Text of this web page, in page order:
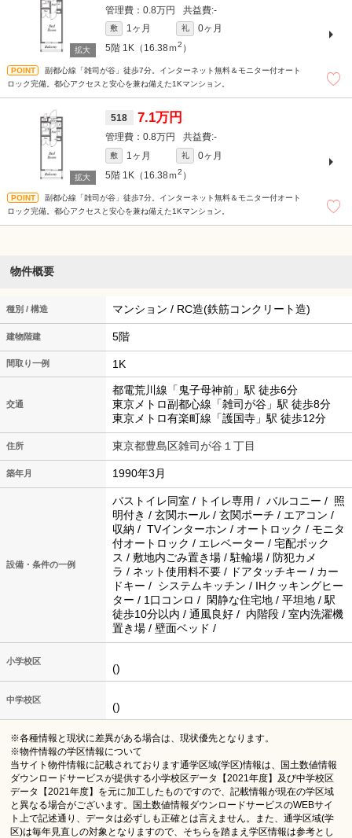
0.8万円 -
敷 1ヶ月 礼
0ヶ月
5階 1K（16.38ｍ2 ）
副都心線「雑司が谷」徒歩7分。インターネット無料＆モニター付オート
ロック完備。都心アクセスと安心を兼ね備えた1Kマンション。
518 7.1万円
0.8万円 -
敷 1ヶ月 礼
0ヶ月
5階 1K（16.38ｍ2 ）
副都心線「雑司が谷」徒歩7分。インターネット無料＆モニター付オート
ロック完備。都心アクセスと安心を兼ね備えた1Kマンション。
物件概要
種別 / 構造 マンション / RC造(鉄筋コンクリート造)
建物階建 5階
間取り一例 1K
交通
都電荒川線「鬼子母神前」駅 徒歩6分
東京メトロ副都心線「雑司が谷」駅 徒歩8分
東京メトロ有楽町線「護国寺」駅 徒歩12分
住所 東京都豊島区雑司が谷１丁目
築年月 1990年3月
設備・条件の一例
バストイレ同室 / トイレ専用 / バルコニー / 照
明付き / 玄関ホール / 玄関ポーチ / エアコン /
収納 / TVインターホン / オートロック / モニタ
付オートロック / エレベーター / 宅配ボック
ス / 敷地内ごみ置き場 / 駐輪場 / 防犯カメ
ラ / ネット使用料不要 / ドアタッチキー / カー
ドキー / システムキッチン / IHクッキングヒー
ター / 1口コンロ / 閑静な住宅地 / 平坦地 / 駅
徒歩10分以内 / 通風良好 / 内階段 / 室内洗濯機
置き場 / 壁面ベッド /
小学校区
()
中学校区
()
※各種情報と現状に差異がある場合は、現状優先となります。
※物件情報の学区情報について
当サイト物件情報に記載されております通学区域(学区)情報は、国土数値情報
ダウンロードサービスが提供する小学校区データ【2021年度】及び中学校区
データ【2021年度】を元に加工したものですので、記載情報が現在の学区域
と異なる場合がございます。国土数値情報ダウンロードサービスのWEBサイ
ト上で記述通り、データは必ずしも正確とは言えません。また、通学区域(学
区)は毎年見直しの対象となりますので、そちらを踏まえ学区情報は参考とし